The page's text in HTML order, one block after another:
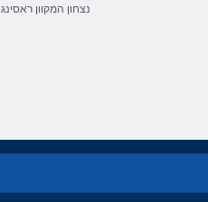
נצחון המקוון ראסינג